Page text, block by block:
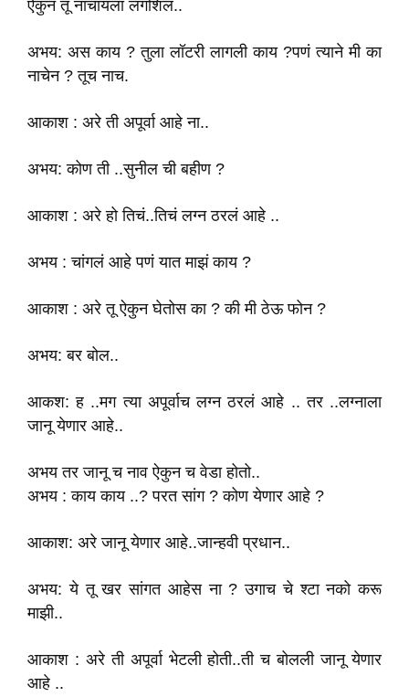
ऐकुन तू नाचायला लगशिल..
अभय: अस काय ? तुला लॉटरी लागली काय ?पणं त्याने मी का
नाचेन ? तूच नाच.
आकाश : अरे ती अपूर्वा आहे ना..
अभय: कोण ती ..सुनील ची बहीण ?
आकाश : अरे हो तिचं..तिचं लग्न ठरलं आहे ..
अभय : चांगलं आहे पणं यात माझं काय ?
आकाश : अरे तू ऐकुन घेतोस का ? की मी ठेऊ फोन ?
अभय: बर बोल..
आकश: ह ..मग त्या अपूर्वाच लग्न ठरलं आहे .. तर ..लग्नाला
जानू येणार आहे..
अभय तर जानू च नाव ऐकुन च वेडा होतो..
अभय : काय काय ..? परत सांग ? कोण येणार आहे ?
आकाश: अरे जानू येणार आहे..जान्हवी प्रधान..
अभय: ये तू खर सांगत आहेस ना ? उगाच चे श्टा नको करू
माझी..
आकाश : अरे ती अपूर्वा भेटली होती..ती च बोलली जानू येणार
आहे ..